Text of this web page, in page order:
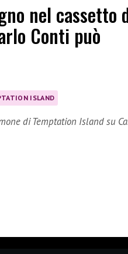
nel cassetto
Conti può
ISLAND
di Temptation Island su